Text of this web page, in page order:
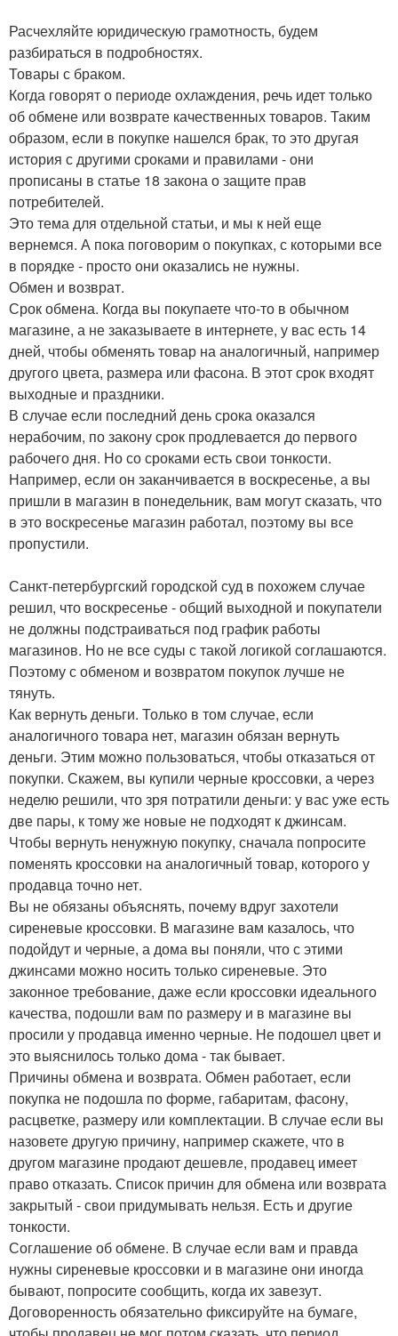
Расчехляйте юридическую грамотность, будем
разбираться в подробностях.
Товары с браком.
Когда говорят о периоде охлаждения, речь идет только
об обмене или возврате качественных товаров. Таким
образом, если в покупке нашелся брак, то это другая
история с другими сроками и правилами - они
прописаны в статье 18 закона о защите прав
потребителей.
Это тема для отдельной статьи, и мы к ней еще
вернемся. А пока поговорим о покупках, с которыми все
в порядке - просто они оказались не нужны.
Обмен и возврат.
Срок обмена. Когда вы покупаете что-то в обычном
магазине, а не заказываете в интернете, у вас есть 14
дней, чтобы обменять товар на аналогичный, например
другого цвета, размера или фасона. В этот срок входят
выходные и праздники.
В случае если последний день срока оказался
нерабочим, по закону срок продлевается до первого
рабочего дня. Но со сроками есть свои тонкости.
Например, если он заканчивается в воскресенье, а вы
пришли в магазин в понедельник, вам могут сказать, что
в это воскресенье магазин работал, поэтому вы все
пропустили.
Санкт-петербургский городской суд в похожем случае
решил, что воскресенье - общий выходной и покупатели
не должны подстраиваться под график работы
магазинов. Но не все суды с такой логикой соглашаются.
Поэтому с обменом и возвратом покупок лучше не
тянуть.
Как вернуть деньги. Только в том случае, если
аналогичного товара нет, магазин обязан вернуть
деньги. Этим можно пользоваться, чтобы отказаться от
покупки. Скажем, вы купили черные кроссовки, а через
неделю решили, что зря потратили деньги: у вас уже есть
две пары, к тому же новые не подходят к джинсам.
Чтобы вернуть ненужную покупку, сначала попросите
поменять кроссовки на аналогичный товар, которого у
продавца точно нет.
Вы не обязаны объяснять, почему вдруг захотели
сиреневые кроссовки. В магазине вам казалось, что
подойдут и черные, а дома вы поняли, что с этими
джинсами можно носить только сиреневые. Это
законное требование, даже если кроссовки идеального
качества, подошли вам по размеру и в магазине вы
просили у продавца именно черные. Не подошел цвет и
это выяснилось только дома - так бывает.
Причины обмена и возврата. Обмен работает, если
покупка не подошла по форме, габаритам, фасону,
расцветке, размеру или комплектации. В случае если вы
назовете другую причину, например скажете, что в
другом магазине продают дешевле, продавец имеет
право отказать. Список причин для обмена или возврата
закрытый - свои придумывать нельзя. Есть и другие
тонкости.
Соглашение об обмене. В случае если вам и правда
нужны сиреневые кроссовки и в магазине они иногда
бывают, попросите сообщить, когда их завезут.
Договоренность обязательно фиксируйте на бумаге,